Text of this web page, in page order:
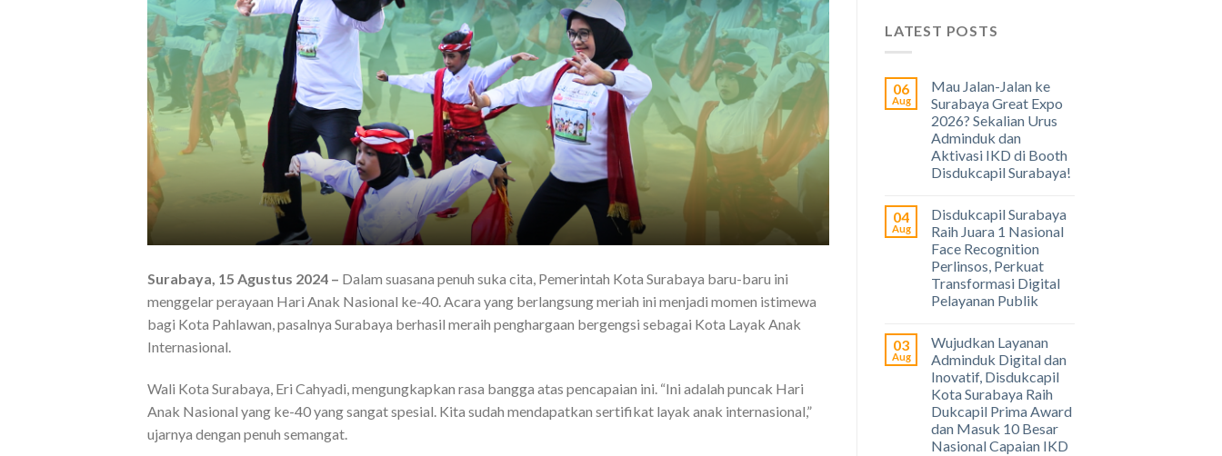
Surabaya, 15 Agustus 2024 – Dalam suasana penuh suka cita, Pemerintah Kota Surabaya baru-baru ini
menggelar perayaan Hari Anak Nasional ke-40. Acara yang berlangsung meriah ini menjadi momen istimewa
bagi Kota Pahlawan, pasalnya Surabaya berhasil meraih penghargaan bergengsi sebagai Kota Layak Anak
Internasional.
Wali Kota Surabaya, Eri Cahyadi, mengungkapkan rasa bangga atas pencapaian ini. “Ini adalah puncak Hari
Anak Nasional yang ke-40 yang sangat spesial. Kita sudah mendapatkan sertifikat layak anak internasional,”
ujarnya dengan penuh semangat.
LATEST POSTS
06
Aug
Mau Jalan-Jalan ke
Surabaya Great Expo
2026? Sekalian Urus
Adminduk dan
Aktivasi IKD di Booth
Disdukcapil Surabaya!
04
Aug
Disdukcapil Surabaya
Raih Juara 1 Nasional
Face Recognition
Perlinsos, Perkuat
Transformasi Digital
Pelayanan Publik
03
Aug
Wujudkan Layanan
Adminduk Digital dan
Inovatif, Disdukcapil
Kota Surabaya Raih
Dukcapil Prima Award
dan Masuk 10 Besar
Nasional Capaian IKD